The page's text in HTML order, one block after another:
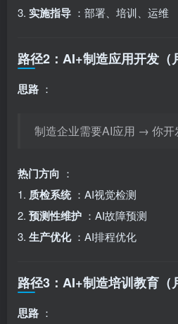
3. 实施指导 ：部署、培训、运维
路径2：AI+制造应用开发（
思路 ：
制造企业需要AI应用 → 你
热门方向 ：
1. 质检系统 ：AI视觉检测
2. 预测性维护 ：AI故障预测
3. 生产优化 ：AI排程优化
路径3：AI+制造培训教育（
思路 ：